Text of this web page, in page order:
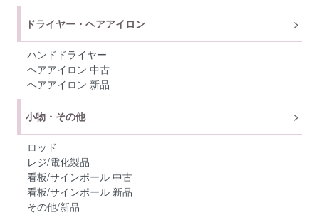
ドライヤー・ヘアアイロン
ハンドドライヤー
ヘアアイロン 中古
ヘアアイロン 新品
小物・その他
ロッド
レジ/電化製品
看板/サインポール 中古
看板/サインポール 新品
その他/新品